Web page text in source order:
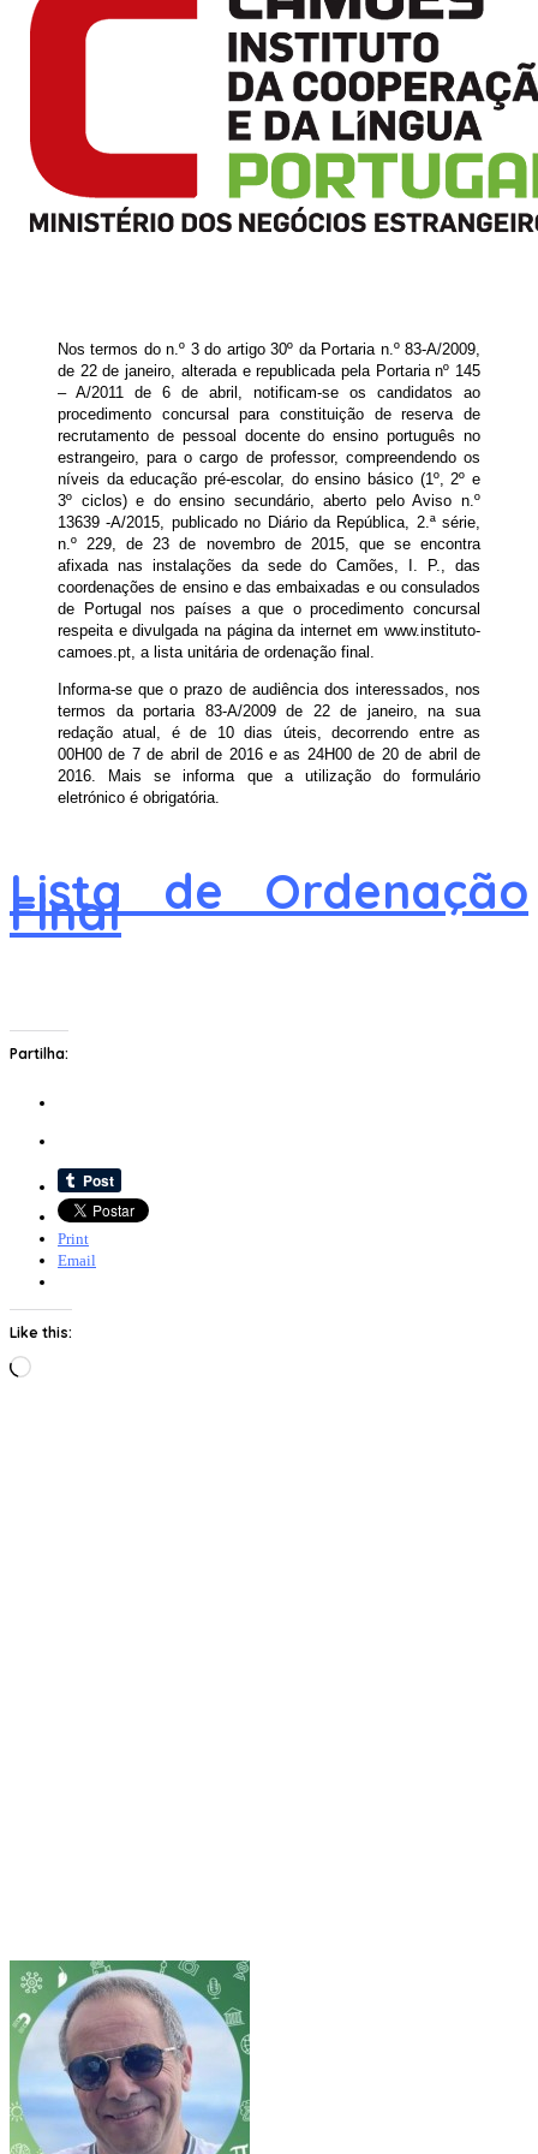
Nos termos do n.º 3 do artigo 30º da Portaria n.º 83-A/2009,
de 22 de janeiro, alterada e republicada pela Portaria nº 145
– A/2011 de 6 de abril, notificam-se os candidatos ao
procedimento concursal para constituição de reserva de
recrutamento de pessoal docente do ensino português no
estrangeiro, para o cargo de professor, compreendendo os
níveis da educação pré-escolar, do ensino básico (1º, 2º e
3º ciclos) e do ensino secundário, aberto pelo Aviso n.º
13639 -A/2015, publicado no Diário da República, 2.ª série,
n.º 229, de 23 de novembro de 2015, que se encontra
afixada nas instalações da sede do Camões, I. P., das
coordenações de ensino e das embaixadas e ou consulados
de Portugal nos países a que o procedimento concursal
respeita e divulgada na página da internet em www.instituto-
camoes.pt, a lista unitária de ordenação final.
Informa-se que o prazo de audiência dos interessados, nos
termos da portaria 83-A/2009 de 22 de janeiro, na sua
redação atual, é de 10 dias úteis, decorrendo entre as
00H00 de 7 de abril de 2016 e as 24H00 de 20 de abril de
2016. Mais se informa que a utilização do formulário
eletrónico é obrigatória.
Lista de Ordenação
Final
Partilha:
Print
Email
Like this:
Loading…